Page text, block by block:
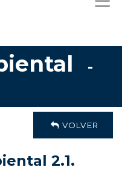
-
VOLVER
2.1.